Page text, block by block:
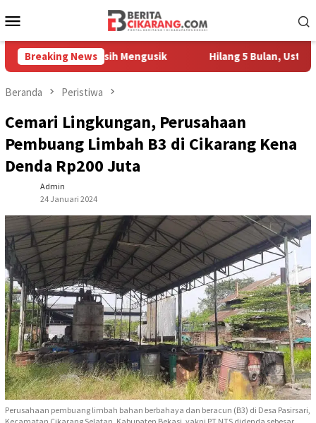
ke
Mobile
Breaking News
Masih Mengusik Hilang 5 Bulan, Ustadz Ujang
Beranda Peristiwa
Cemari Lingkungan, Perusahaan
Pembuang Limbah B3 di Cikarang Kena
Denda Rp200 Juta
Admin
24 Januari 2024
Perusahaan pembuang limbah bahan berbahaya dan beracun (B3) di Desa Pasirsari,